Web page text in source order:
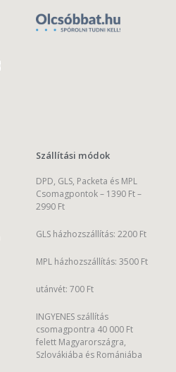
Szállítási módok
DPD, GLS, Packeta és MPL
Csomagpontok – 1390 Ft –
2990 Ft
GLS házhozszállítás: 2200 Ft
MPL házhozszállítás: 3500 Ft
utánvét: 700 Ft
INGYENES szállítás
csomagpontra 40 000 Ft
felett Magyarországra,
Szlovákiába és Romániába